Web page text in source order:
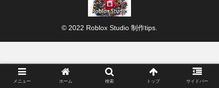
© 2022 Roblox Studio 制作tips.
メニュー ホーム 検索 トップ サイドバー